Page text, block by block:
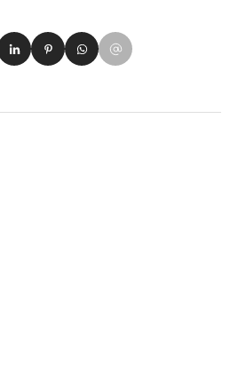
Facebook
su Xsu LinkedIn
Condividi su Pinterest
Condividi su WhatsApp
Condividi su Email